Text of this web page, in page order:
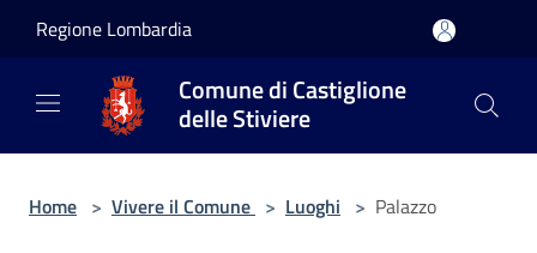
Regione Lombardia
Comune di Castiglione
delle Stiviere
Home > Vivere il Comune > Luoghi > Palazzo